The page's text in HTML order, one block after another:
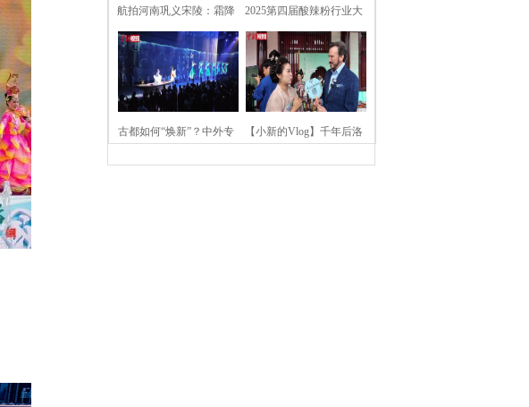
航拍河南巩义宋陵：霜降
时节高粱红
2025第四届酸辣粉行业大
会在河南开封举行
古都如何“焕新”？中外专 【小新的Vlog】千年后洛